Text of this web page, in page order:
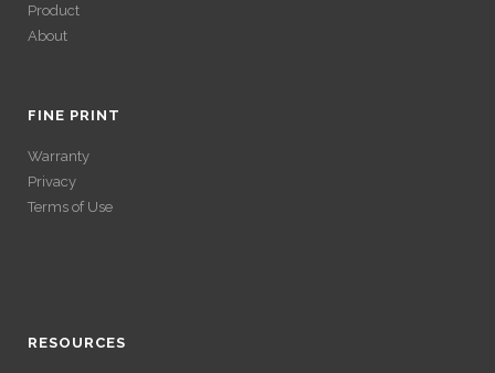
Product
About
GAINS SANS
VÉRIFICATION
FINE PRINT
Warranty
Privacy
Terms of Use
GAINS SANS
GAINS SANS
RESOURCES